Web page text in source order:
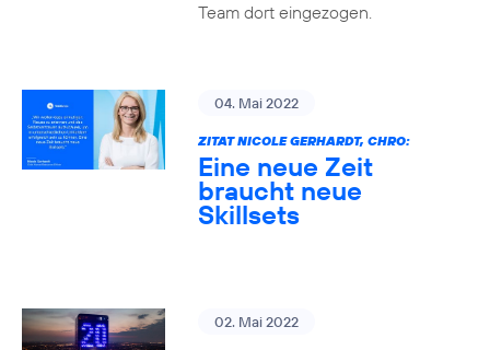
Team dort eingezogen.
04. Mai 2022
ZITAT NICOLE GERHARDT, CHRO:
Eine neue Zeit
braucht neue
Skillsets
02. Mai 2022